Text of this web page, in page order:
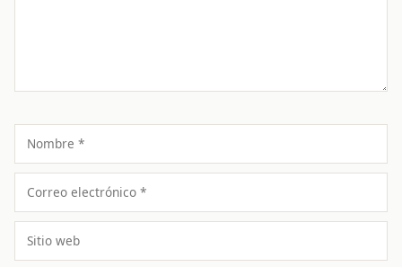
Nombre
Correo
electrónico
Sitio
web